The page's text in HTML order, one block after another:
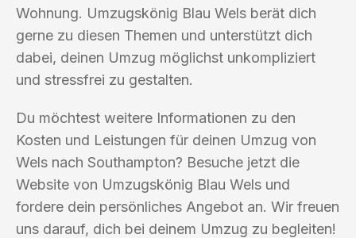
Wohnung. Umzugskönig Blau Wels berät dich
gerne zu diesen Themen und unterstützt dich
dabei, deinen Umzug möglichst unkompliziert
und stressfrei zu gestalten.
Du möchtest weitere Informationen zu den
Kosten und Leistungen für deinen Umzug von
Wels nach Southampton? Besuche jetzt die
Website von Umzugskönig Blau Wels und
fordere dein persönliches Angebot an. Wir freuen
uns darauf, dich bei deinem Umzug zu begleiten!